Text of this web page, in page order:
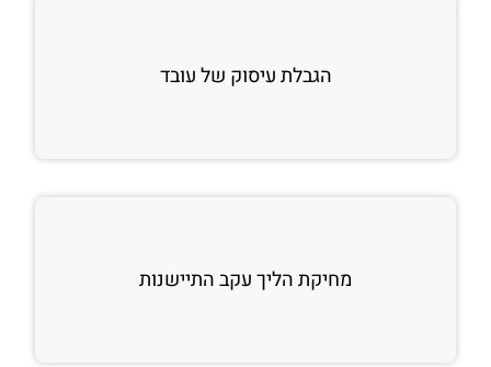
הגבלת עיסוק של עובד
מחיקת הליך עקב התיישנות